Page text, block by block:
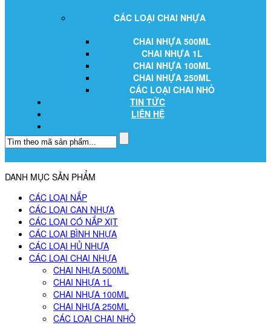
CÁC LOẠI CHAI NHỰA
CHAI NHỰA 500ML
CHAI NHỰA 1L
CHAI NHỰA 100ML
CHAI NHỰA 250ML
CÁC LOẠI CHAI NHỎ
TIN TỨC
LIÊN HỆ
DANH MỤC SẢN PHẨM
CÁC LOẠI NẮP
CÁC LOẠI CAN NHỰA
CÁC LOẠI CÓ NẮP XỊT
CÁC LOẠI BÌNH NHỰA
CÁC LOẠI HỦ NHỰA
CÁC LOẠI CHAI NHỰA
CHAI NHỰA 500ML
CHAI NHỰA 1L
CHAI NHỰA 100ML
CHAI NHỰA 250ML
CÁC LOẠI CHAI NHỎ